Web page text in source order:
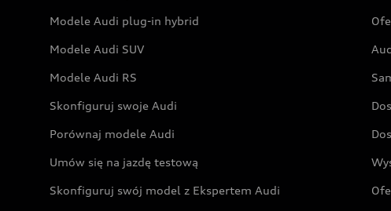
Modele Audi plug-in hybrid
Modele Audi SUV
Modele Audi RS
Skonfiguruj swoje Audi
Porównaj modele Audi
Umów się na jazdę testową
Skonfiguruj swój model z Ekspertem Audi